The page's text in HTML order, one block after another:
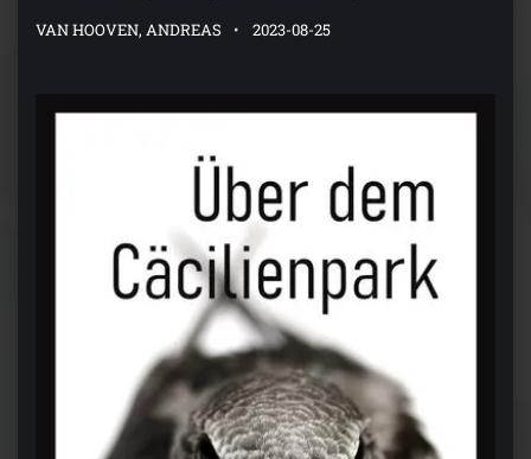
VAN HOOVEN, ANDREAS 2023-08-25